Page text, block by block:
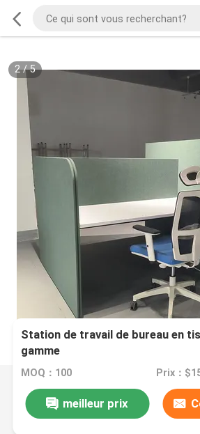
2/5
Station de travail de bureau en
gamme
MOQ：100 Prix：
meilleur prix